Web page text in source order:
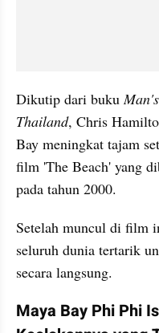
Dikutip dari buku
Thailand, Chris
Bay meningkat tajam
film 'The Beach' yang
pada tahun 2000.
Setelah muncul di film
seluruh dunia tertarik
secara langsung.
Maya Bay Phi Phi